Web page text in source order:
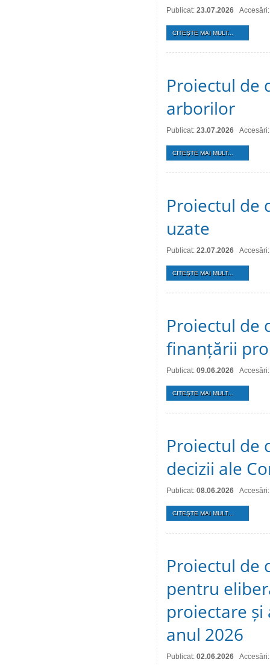
Publicat: 23.07.2026
CITEŞTE MAI MULT...
Proiectul de
arborilor
Publicat: 23.07.2026
CITEŞTE MAI MULT...
Proiectul de
uzate
Publicat: 22.07.2026
CITEŞTE MAI MULT...
Proiectul de
finanțării
Publicat: 09.06.2026
CITEŞTE MAI MULT...
Proiectul de
decizii ale
Publicat: 08.06.2026
CITEŞTE MAI MULT...
Proiectul de
pentru
proiectare
anul 2026
Publicat: 02.06.2026